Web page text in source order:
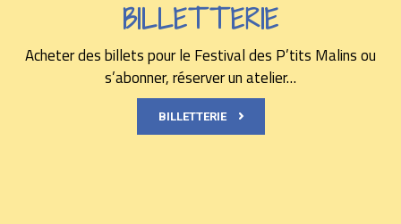
BILLETTERIE
Acheter des billets pour le Festival des P’tits Malins ou
s’abonner, réserver un atelier…
BILLETTERIE